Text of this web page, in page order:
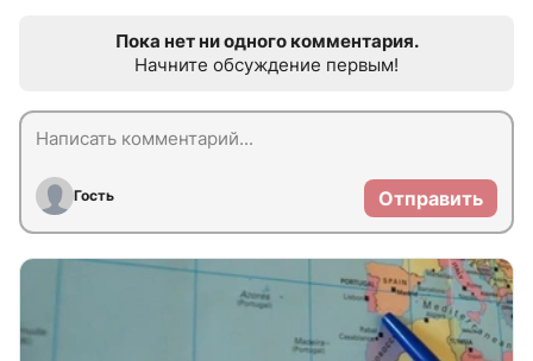
Пока нет ни одного комментария.
Начните обсуждение первым!
Гость Отправить